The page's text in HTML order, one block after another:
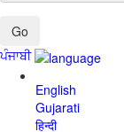
ਪੰਜਾਬੀ
English
Gujarati
हिन्दी